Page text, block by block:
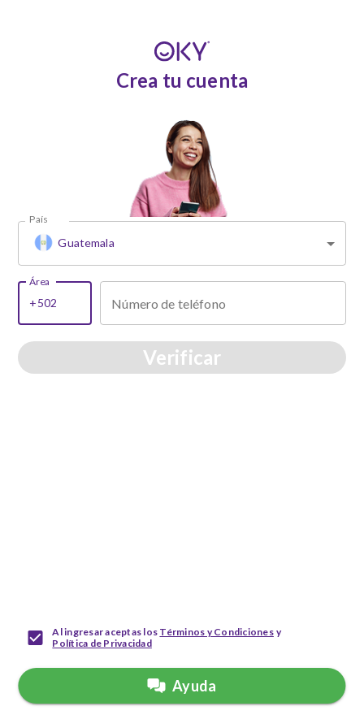
Crea tu cuenta
País
Guatemala
Área
Número de teléfono
Verificar
Al ingresar aceptas los Términos y Condiciones y
Política de Privacidad
Ayuda